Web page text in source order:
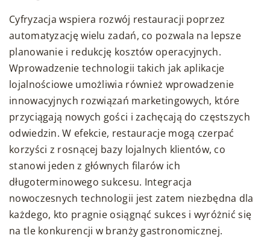
Cyfryzacja wspiera rozwój restauracji poprzez
automatyzację wielu zadań, co pozwala na lepsze
planowanie i redukcję kosztów operacyjnych.
Wprowadzenie technologii takich jak aplikacje
lojalnościowe umożliwia również wprowadzenie
innowacyjnych rozwiązań marketingowych, które
przyciągają nowych gości i zachęcają do częstszych
odwiedzin. W efekcie, restauracje mogą czerpać
korzyści z rosnącej bazy lojalnych klientów, co
stanowi jeden z głównych filarów ich
długoterminowego sukcesu. Integracja
nowoczesnych technologii jest zatem niezbędna dla
każdego, kto pragnie osiągnąć sukces i wyróżnić się
na tle konkurencji w branży gastronomicznej.